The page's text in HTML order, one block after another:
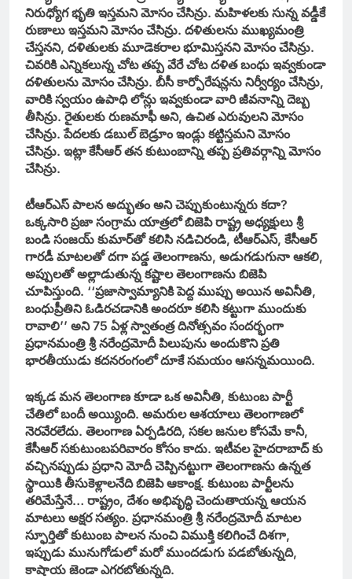
నిరుధ్యోగ భృతి ఇస్తమని మోసం చేసిన్రు. మహిళలకు సున్న వడ్డీకే
రుణాలు ఇస్తమని మోసం చేసిన్రు. దళితులను ముఖ్యమంత్రి
చేస్తనని, దళితులకు మూడెకరాల భూమిస్తనని మోసం చేసిన్రు.
చివరికి ఎన్నికలున్న చోట తప్ప వేరే చోట దళిత బంధు ఇవ్వకుండా
దళితులను మోసం చేసిన్రు. బీసీ కార్పోరేషన్లను నిర్వీర్యం చేసిన్రు,
వారికి స్వయం ఉపాధి లోన్లు ఇవ్వకుండా వారి జీవనాన్ని దెబ్బ
తీసిన్రు. రైతులకు రుణమాఫీ అని, ఉచిత ఎరువులని మోసం
చేసిన్రు. పేదలకు డబుల్‌ బెడ్రూం ఇండ్లు కట్టిస్తమని మోసం
చేసిన్రు. ఇట్లా కేసీఆర్‌ తన కుటుంబాన్ని తప్ప ప్రతివర్గాన్ని మోసం
చేసిన్రు.
టీఆర్‌ఎస్‌ పాలన అద్భుతం అని చెప్పుకుంటున్నరు కదా?
ఒక్కసారి ప్రజా సంగ్రామ యాత్రలో బిజెపి రాష్ట్ర అధ్యక్షులు శ్రీ
బండి సంజయ్‌ కుమార్‌తో కలిసి నడిచిరండి, టీఆర్‌ఎస్‌, కేసీఆర్‌
గారడీ మాటలతో దగా పడ్డ తెలంగాణను, అడుగడుగునా ఆకలి,
అప్పులతో అల్లాడుతున్న కష్టాల తెలంగాణను బిజెపి
చూపిస్తుంది. ‘‘ప్రజాస్వామ్యానికి పెద్ద ముప్పు అయిన అవినీతి,
బంధుప్రీతిని ఓడిరచడానికి అందరూ కలిసి కట్టుగా ముందుకు
రావాలి’’ అని 75 ఏళ్ల స్వాతంత్ర దినోత్సవం సందర్భంగా
ప్రధానమంత్రి శ్రీ నరేంద్రమోదీ పిలుపును అందుకొని ప్రతి
భారతీయుడు కదనరంగంలో దూకే సమయం ఆసన్నమయింది.
ఇక్కడ మన తెలంగాణ కూడా ఒక అవినీతి, కుటుంబ పార్టీ
చేతిలో బందీ అయ్యింది. అమరుల ఆశయాలు తెలంగాణలో
నెరవేరలేదు. తెలంగాణ ఏర్పడిరది, సకల జనుల కోసమే కానీ,
కేసీఆర్‌ సకుటుంబపరివారం కోసం కాదు. ఇటీవల హైదరాబాద్‌ కు
వచ్చినప్పుడు ప్రధాని మోదీ చెప్పినట్టుగా తెలంగాణను ఉన్నత
స్థాయికి తీసుకెళ్లాలనేది బిజెపి ఆకాంక్ష. కుటుంబ పార్టీలను
తరిమేస్తేనే… రాష్ట్రం, దేశం అభివృద్ధి చెందుతాయన్న ఆయన
మాటలు అక్షర సత్యం. ప్రధానమంత్రి శ్రీ నరేంద్రమోదీ మాటల
స్ఫూర్తితో కుటుంబ పాలన నుంచి విముక్తి కలిగించే దిశగా,
ఇప్పుడు మునుగోడులో మరో ముందడుగు పడబోతున్నది,
కాషాయ జెండా ఎగరబోతున్నది.